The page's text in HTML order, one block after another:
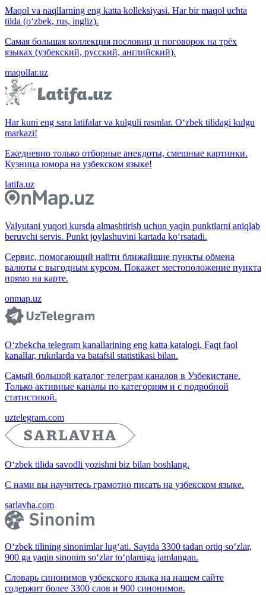
Maqol va naqllarning eng katta kolleksiyasi. Har bir maqol uchta
tilda (o‘zbek, rus, ingliz).
Самая большая коллекция пословиц и поговорок на трёх
языках (узбекский, русский, английский).
maqollar.uz
Har kuni eng sara latifalar va kulguli rasmlar. O‘zbek tilidagi kulgu
markazi!
Ежедневно только отборные анекдоты, смешные картинки.
Кузница юмора на узбекском языке!
latifa.uz
Valyutani yuqori kursda almashtirish uchun yaqin punktlarni aniqlab
beruvchi servis. Punkt joylashuvini kartada ko‘rsatadi.
Сервис, помогающий найти ближайшие пункты обмена
валюты с выгодным курсом. Покажет местоположение пункта
прямо на карте.
onmap.uz
O‘zbekcha telegram kanallarining eng katta katalogi. Faqt faol
kanallar, ruknlarda va batafsil statistikasi bilan.
Самый большой каталог телеграм каналов в Узбекистане.
Только активные каналы по категориям и с подробной
статистикой.
uztelegram.com
O‘zbek tilida savodli yozishni biz bilan boshlang.
С нами вы научитесь грамотно писать на узбекском языке.
sarlavha.com
O‘zbek tilining sinonimlar lug‘ati. Saytda 3300 tadan ortiq so‘zlar,
900 ga yaqin sinonim so‘zlar to‘plamiga jamlangan.
Словарь синонимов узбекского языка на нашем сайте
содержит более 3300 слов и 900 синонимов.